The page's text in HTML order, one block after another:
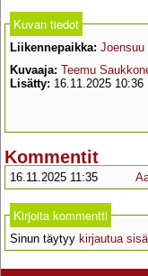
Kuvan tiedot
Liikennepaikka: Joensuu
Kuvaaja: Teemu
Lisätty: 16.11.2025 10:36
Kommentit
16.11.2025 11:35
Kirjoita kommentti
Sinun täytyy kirjautua